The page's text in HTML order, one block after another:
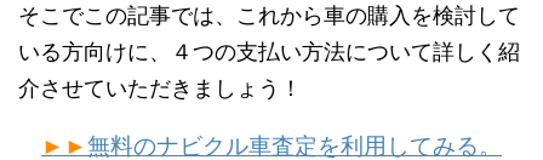
そこでこの記事では、これから車の購入を検討して
いる方向けに、４つの支払い方法について詳しく紹
介させていただきましょう！
►►無料のナビクル車査定を利用してみる。